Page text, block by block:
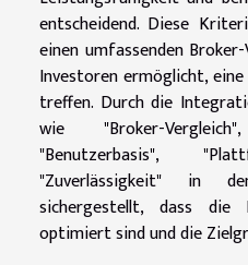
entscheidend. Diese
einen umfassenden
Investoren ermöglicht,
treffen. Durch die
wie "Broker-
"Benutzerbasis",
"Zuverlässigkeit" in
sichergestellt, dass die
optimiert sind und die